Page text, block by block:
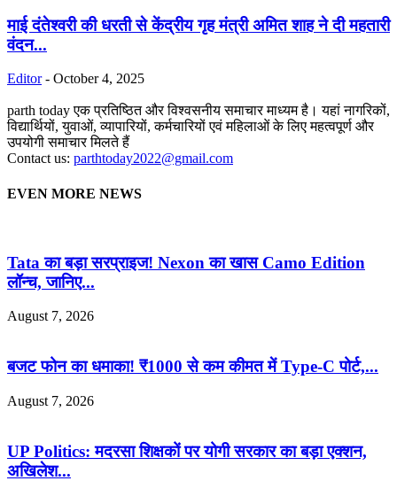
माई दंतेश्वरी की धरती से केंद्रीय गृह मंत्री अमित शाह ने दी महतारी
वंदन...
Editor - October 4, 2025
parth today एक प्रतिष्ठित और विश्वसनीय समाचार माध्यम है। यहां नागरिकों,
विद्यार्थियों, युवाओं, व्यापारियों, कर्मचारियों एवं महिलाओं के लिए महत्वपूर्ण और
उपयोगी समाचार मिलते हैं
Contact us: parthtoday2022@gmail.com
EVEN MORE NEWS
Tata का बड़ा सरप्राइज! Nexon का खास Camo Edition
लॉन्च, जानिए...
August 7, 2026
बजट फोन का धमाका! ₹1000 से कम कीमत में Type-C पोर्ट,...
August 7, 2026
UP Politics: मदरसा शिक्षकों पर योगी सरकार का बड़ा एक्शन,
अखिलेश...